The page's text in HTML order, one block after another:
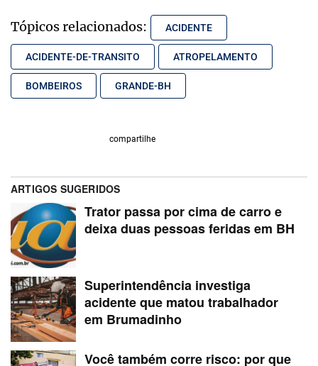
Tópicos relacionados: ACIDENTE
ACIDENTE-DE-TRANSITO ATROPELAMENTO
BOMBEIROS GRANDE-BH
compartilhe